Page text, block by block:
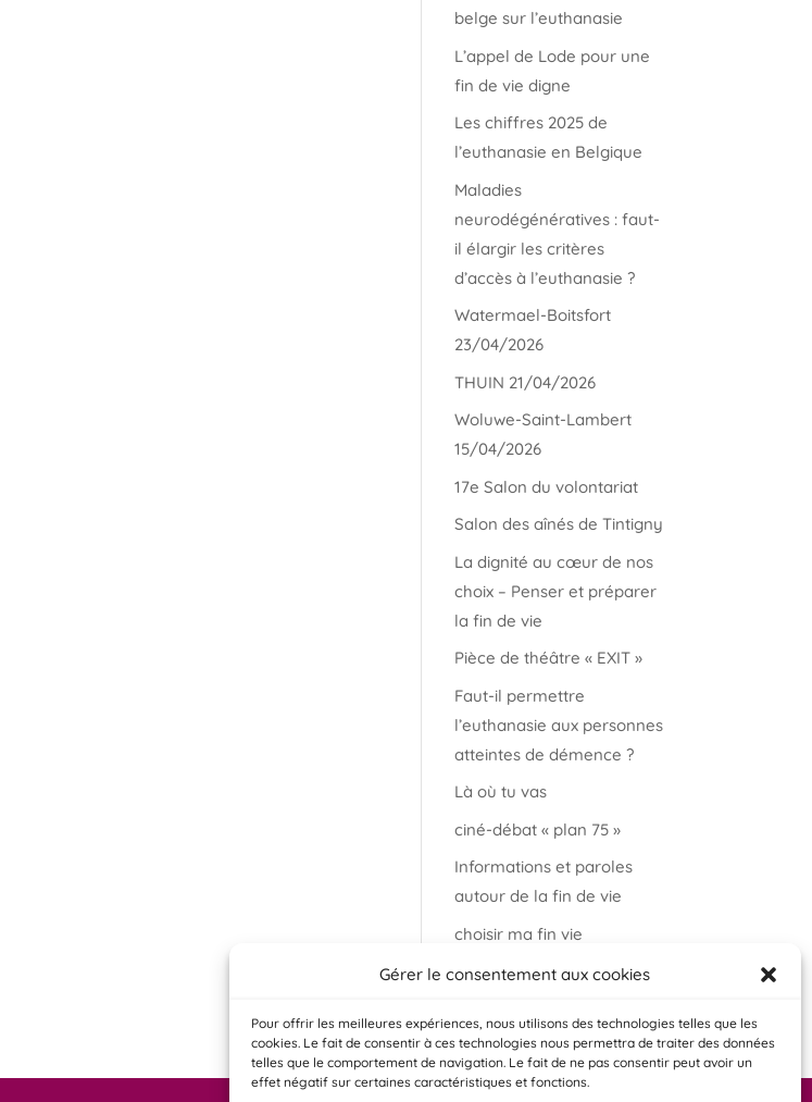
Gérer le consentement aux cookies
Pour offrir les meilleures expériences, nous utilisons des technologies telles que les
cookies. Le fait de consentir à ces technologies nous permettra de traiter des données
telles que le comportement de navigation. Le fait de ne pas consentir peut avoir un
effet négatif sur certaines caractéristiques et fonctions.
belge sur l’euthanasie
L’appel de Lode pour une
fin de vie digne
Les chiffres 2025 de
l’euthanasie en Belgique
Maladies
neurodégénératives : faut-
il élargir les critères
d’accès à l’euthanasie ?
Watermael-Boitsfort
23/04/2026
THUIN 21/04/2026
Woluwe-Saint-Lambert
15/04/2026
17e Salon du volontariat
Salon des aînés de Tintigny
La dignité au cœur de nos
choix – Penser et préparer
la fin de vie
Pièce de théâtre « EXIT »
Faut-il permettre
l’euthanasie aux personnes
atteintes de démence ?
Là où tu vas
ciné-débat « plan 75 »
Informations et paroles
autour de la fin de vie
choisir ma fin vie
Salon « bien vieillir à